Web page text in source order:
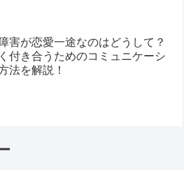
害が恋愛一途なのはどうして？
付き合うためのコミュニケーシ
法を解説！